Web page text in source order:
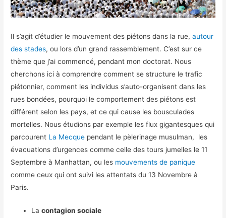
Il s’agit d’étudier le mouvement des piétons dans la rue,autour
des stades, ou lors d’un grand rassemblement. C’est sur ce
thème que j’ai commencé, pendant mon doctorat. Nous
cherchons ici à comprendre comment se structure le trafic
piétonnier, comment les individus s’auto-organisent dans les
rues bondées, pourquoi le comportement des piétons est
différent selon les pays, et ce qui cause les bousculades
mortelles. Nous étudions par exemple les flux gigantesques qui
parcourent La Mecque pendant le pèlerinage musulman, les
évacuations d’urgences comme celle des tours jumelles le 11
Septembre à Manhattan, ou les mouvements de panique
comme ceux qui ont suivi les attentats du 13 Novembre à
Paris.
Lacontagion sociale